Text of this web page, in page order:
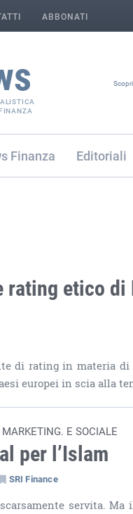
ABBONATI
Finanza Editoriali
etico di
di rating in materia
europei in scia alla
E SOCIALE
per l’Islam
SRI Finance
servita.